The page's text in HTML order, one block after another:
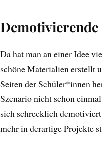
Da hat man an einer Idee
schöne Materialien erstellt
Seiten der Schüler*innen
Szenario nicht schon
sich schrecklich
mehr in derartige Projekte